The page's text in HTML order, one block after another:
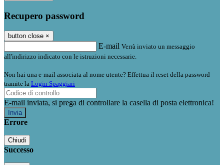
Recupero password
button close ×
E-mail Verrà inviato un messaggio
all'indirizzo indicato con le istruzioni necessarie.
Non hai una e-mail associata al nome utente? Effettua il reset della password
tramite la Login Spaggiari
E-mail inviata, si prega di controllare la casella di posta elettronica!
Errore
Chiudi
Successo